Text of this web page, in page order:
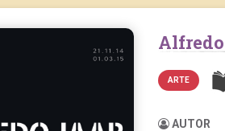
ARTE
AUTOR